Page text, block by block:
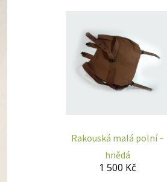
Rakouská malá polní –
hnědá
1 500 Kč